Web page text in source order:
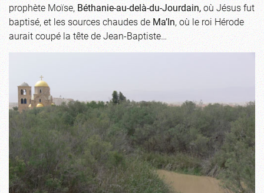
prophète Moïse,Béthanie-au-delà-du-Jourdain,où Jésus fut
baptisé, et les sources chaudes deMa’In, où le roi Hérode
aurait coupé la tête de Jean-Baptiste…